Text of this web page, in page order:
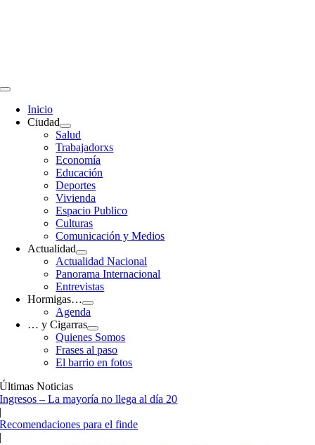
Toggle
Navigation
Inicio
Ciudad
Salud
Trabajadorxs
Economía
Educación
Deportes
Vivienda
Espacio Publico
Culturas
Comunicación y Medios
Actualidad
Actualidad Nacional
Panorama Internacional
Entrevistas
Hormigas…
Agenda
… y Cigarras
Quienes Somos
Frases al paso
El barrio en fotos
Últimas Noticias
Ingresos – La mayoría no llega al día 20
|
Recomendaciones para el finde
|